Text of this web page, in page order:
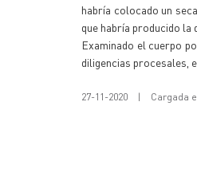
habría colocado un
que habría producido la
Examinado el cuerpo
diligencias procesales,
27-11-2020 | Cargada